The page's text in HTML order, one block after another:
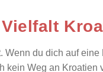
Wenn du dich auf
kein Weg an Kroatien